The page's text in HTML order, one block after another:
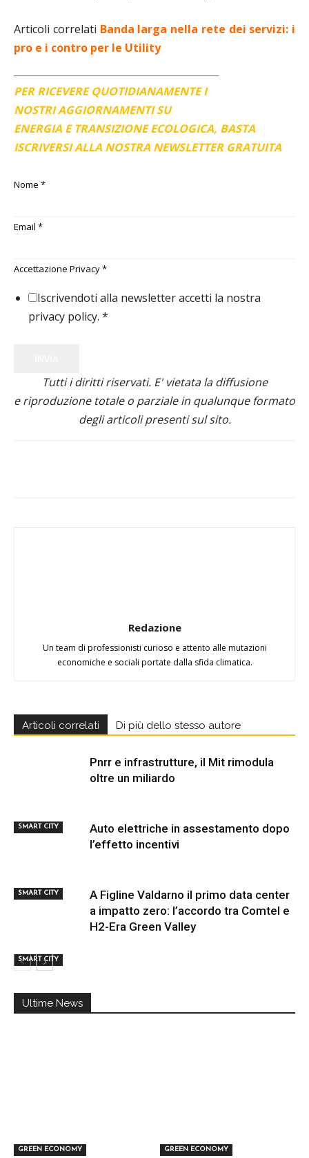
Articoli correlati Banda larga nella rete dei servizi: i
pro e i contro per le Utility
PER RICEVERE QUOTIDIANAMENTE I
NOSTRI AGGIORNAMENTI SU
ENERGIA E TRANSIZIONE ECOLOGICA, BASTA
ISCRIVERSI ALLA NOSTRA NEWSLETTER GRATUITA
Nome *
Email *
Accettazione Privacy*
Iscrivendoti alla newsletter accetti la nostra
privacy policy. *
Tutti i diritti riservati. E' vietata la diffusione
e riproduzione totale o parziale in qualunque formato
degli articoli presenti sul sito.
Redazione
Un team di professionisti curioso e attento alle mutazioni
economiche e sociali portate dalla sfida climatica.
Articoli correlati Di più dello stesso autore
SMART CITY
Pnrr e infrastrutture, il Mit rimodula
oltre un miliardo
SMART CITY
Auto elettriche in assestamento dopo
l’effetto incentivi
SMART CITY
A Figline Valdarno il primo data center
a impatto zero: l’accordo tra Comtel e
H2-Era Green Valley
Ultime News
GREEN ECONOMY GREEN ECONOMY